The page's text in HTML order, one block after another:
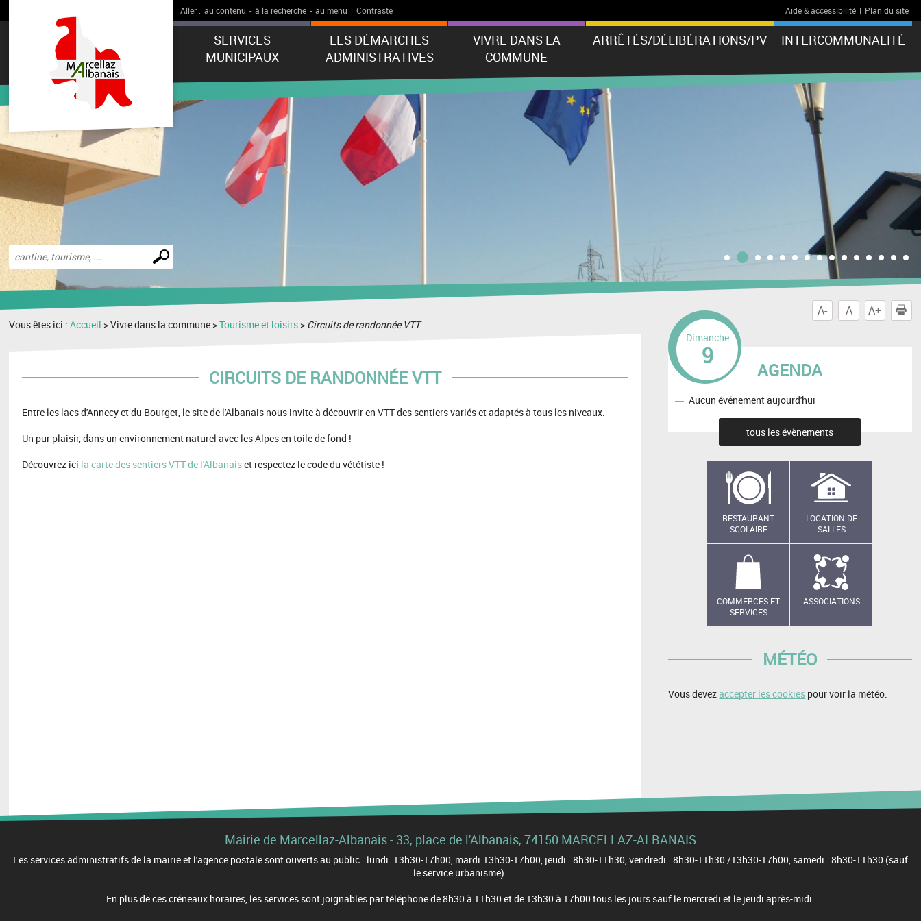
Aller : au contenu - à la recherche - au menu | Contraste Aide & accessibilité | Plan du site
SERVICES
MUNICIPAUX
LES DÉMARCHES
ADMINISTRATIVES
VIVRE DANS LA
COMMUNE
ARRÊTÉS/DÉLIBÉRATIONS/PV INTERCOMMUNALITÉ
Effectuer
une
recherche
A- A A+
Vous êtes ici :Accueil > Vivre dans la commune >Tourisme et loisirs > Circuits de randonnée VTT
CIRCUITS DE RANDONNÉE VTT
Entre les lacs d'Annecy et du Bourget, le site de l'Albanais nous invite à découvrir en VTT des sentiers variés et adaptés à tous les niveaux.
Un pur plaisir, dans un environnement naturel avec les Alpes en toile de fond !
Découvrez ici la carte des sentiers VTT de l'Albanaiset respectez le code du vététiste !
AGENDA
Dimanche
9
Aucun événement aujourd'hui
tous les évènements
RESTAURANT
SCOLAIRE
LOCATION DE
SALLES
COMMERCES ET
SERVICES
ASSOCIATIONS
MÉTÉO
Vous devezaccepter les cookies pour voir la météo.
Mairie de Marcellaz-Albanais - 33, place de l'Albanais, 74150 MARCELLAZ-ALBANAIS
Les services administratifs de la mairie et l'agence postale sont ouverts au public : lundi :13h30-17h00, mardi:13h30-17h00, jeudi : 8h30-11h30, vendredi : 8h30-11h30 /13h30-17h00, samedi : 8h30-11h30 (sauf
le service urbanisme).
En plus de ces créneaux horaires, les services sont joignables par téléphone de 8h30 à 11h30 et de 13h30 à 17h00 tous les jours sauf le mercredi et le jeudi après-midi.